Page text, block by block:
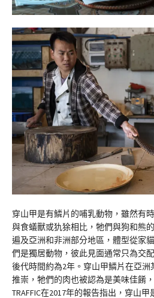
穿山甲是有鱗片的哺乳動物，雖然有
與食蟻獸或犰狳相比，牠們與狗和熊
遍及亞洲和非洲部分地區，體型從家
們是獨居動物，彼此見面通常只為交
後代時間約為2年。穿山甲鱗片在亞
推崇，牠們的肉也被認為是美味佳餚
TRAFFIC在2017年的報告指出，穿山